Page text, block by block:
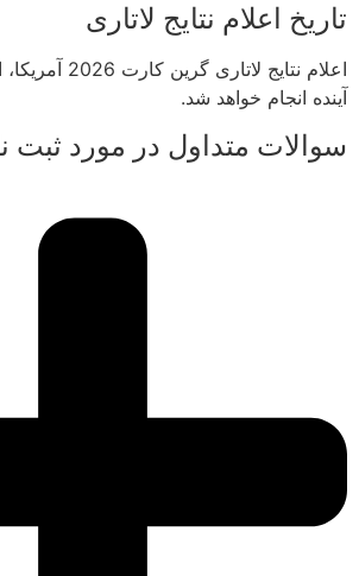
تاریخ اعلام نتایج لاتاری
اعلام نتایج
آینده انجام خواهد شد.
سوالات متداول در مورد ثبت